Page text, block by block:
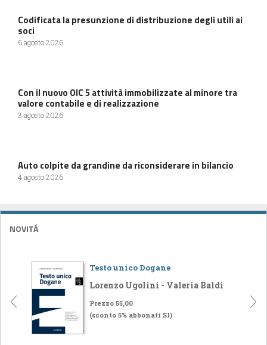
Codificata la presunzione di distribuzione degli utili ai
soci
6 agosto 2026
Con il nuovo OIC 5 attività immobilizzate al minore tra
valore contabile e di realizzazione
3 agosto 2026
Auto colpite da grandine da riconsiderare in bilancio
4 agosto 2026
NOVITÁ
Testo unico Dogane
Lorenzo Ugolini - Valeria Baldi
Prezzo 55,00
(sconto 5% abbonati SI)